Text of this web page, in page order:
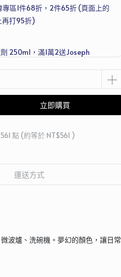
專區1件68折，2件65折 (頁面上的
再打95折)
250ml，滿1萬2送Joseph
立即購買
561 點 (約等於 NT$561 )
運送方式
波爐、洗碗機。夢幻的顏色，讓日常